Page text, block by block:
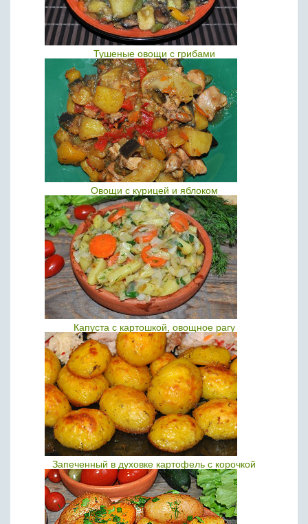
Тушеные овощи с грибами
Овощи с курицей и яблоком
Капуста с картошкой, овощное рагу
Запеченный в духовке картофель с корочкой